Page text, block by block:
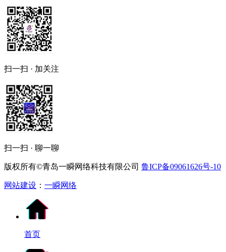
扫一扫 · 加关注
扫一扫 · 聊一聊
版权所有©青岛一瞬网络科技有限公司 鲁ICP备09061626号-10
网站建设 ： 一瞬网络
首页